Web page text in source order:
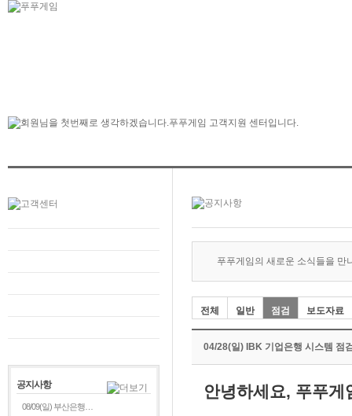
공지사항
08/09(일) 부산은행…
푸푸게임의 새로운 소식들을 만
전체 일반 점검 보도자료
04/28(일) IBK 기업은행 시스템 점
안녕하세요, 푸푸게